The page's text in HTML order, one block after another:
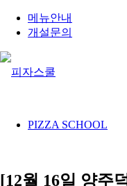
메뉴안내
개설문의
PIZZA SCHOOL
[12월 16일 양주